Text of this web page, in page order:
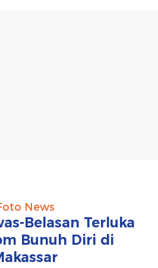
News
Belasan Terluka
Bunuh Diri di